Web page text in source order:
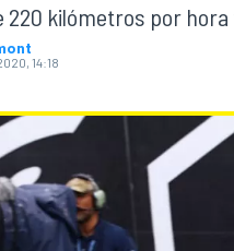
220 kilómetros por
14:18